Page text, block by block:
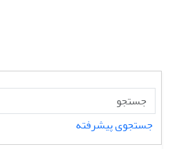
جستجوی پیشرفته